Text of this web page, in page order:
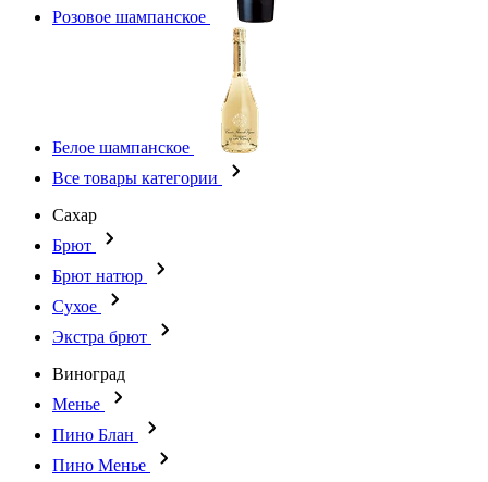
Розовое шампанское
Белое шампанское
Все товары категории
Сахар
Брют
Брют натюр
Сухое
Экстра брют
Виноград
Менье
Пино Блан
Пино Менье